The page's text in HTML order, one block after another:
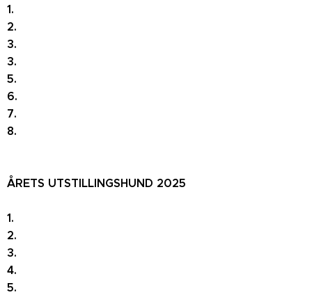
1.
2.
3.
3.
5.
6.
7.
8.
ÅRETS UTSTILLINGSHUND 2025
1.
2.
3.
4.
5.